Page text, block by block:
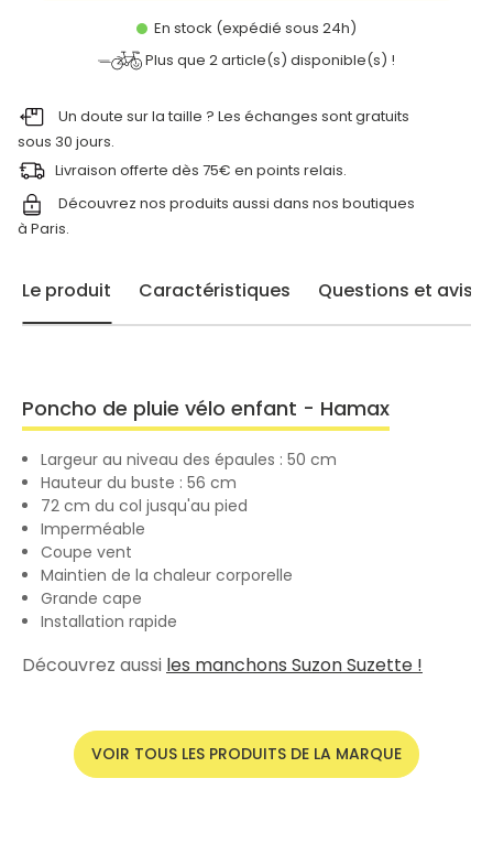
En stock (expédié sous 24h)
Plus que 2article(s) disponible(s) !
Un doute sur la taille ? Les échanges sont gratuits
sous 30 jours.
Livraison offerte dès 75€ en points relais.
Découvrez nos produits aussi dans nos boutiques
à Paris.
Le produit Caractéristiques Questions et avis
Poncho de pluie vélo enfant - Hamax
Largeur au niveau des épaules : 50 cm
Hauteur du buste : 56 cm
72 cm du col jusqu'au pied
Imperméable
Coupe vent
Maintien de la chaleur corporelle
Grande cape
Installation rapide
Découvrez aussi les manchons Suzon Suzette !
VOIR TOUS LES PRODUITS DE LA MARQUE